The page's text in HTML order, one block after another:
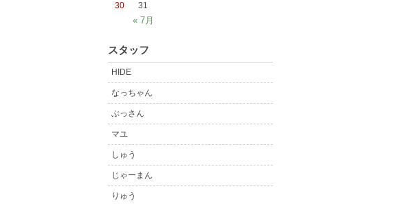
« 7月
30
31
スタッフ
HIDE
なっちゃん
ぶっさん
マユ
しゅう
じゃーまん
りゅう